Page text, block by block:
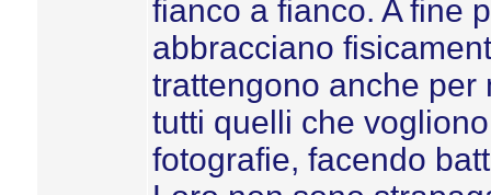
fianco a fianco. A fine
abbracciano
trattengono anche
tutti quelli che
fotografie, facendo